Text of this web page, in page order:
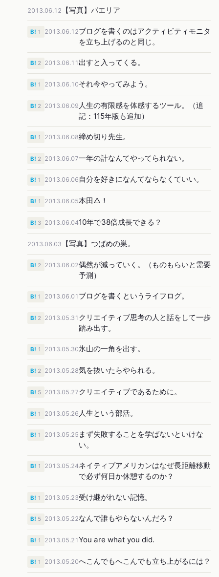
2013.06.12 【写真】パエリア
2013.06.12ブログを書くのはアクティビティモニタ
を立ち上げるのと同じ。
B! 1
2013.06.11 出すと入ってくる。
B! 2
2013.06.10それ今やってみよう。
B! 1
2013.06.09 人生の有限感を体感するツール。（追
記：115年版も追加）
B! 2
2013.06.08締め切り先生。
B! 1
2013.06.07一年の計なんてやってられない。
B! 2
2013.06.06 自分を好きになんてならなくていい。
B! 1
2013.06.05本田△！
B! 1
2013.06.0410年で38倍成長できる？
B! 3
2013.06.03 【写真】つばめの巣。
2013.06.02偶然が減っていく。（ものもらいと需要
予測）
B! 2
2013.06.01 ブログを書くというライフログ。
B! 1
2013.05.31 クリエイティブ思考の人と話をして一歩
踏み出す。
B! 2
2013.05.30氷山の一角を出す。
B! 1
2013.05.28気を抜いたらやられる。
B! 2
2013.05.27 クリエイティブであるために。
B! 5
2013.05.26 人生という部活。
B! 1
2013.05.25 まず失敗することを学ばないといけな
い。
B! 1
2013.05.24ネイティブアメリカンはなぜ長距離移動
で必ず何日か休憩するのか？
B! 1
2013.05.23受け継がれない記憶。
B! 1
2013.05.22なんで誰もやらないんだろ？
B! 5
2013.05.21You are what you did.
B! 1
2013.05.20へこんでもへこんでも立ち上がるには？
B! 1